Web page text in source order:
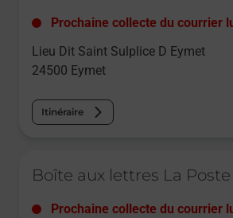
Prochaine collecte du courrier
Lieu Dit Saint Sulplice D Eymet
24500 Eymet
Itinéraire
Boîte aux lettres La Poste
Prochaine collecte du courrier